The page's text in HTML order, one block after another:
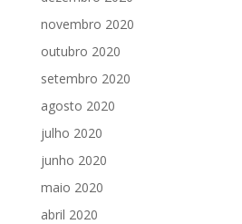
novembro 2020
outubro 2020
setembro 2020
agosto 2020
julho 2020
junho 2020
maio 2020
abril 2020